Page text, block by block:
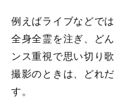
例えばライブなどで
全身全霊を注ぎ、ど
ンス重視で思い切り
撮影のときは、どれ
す。